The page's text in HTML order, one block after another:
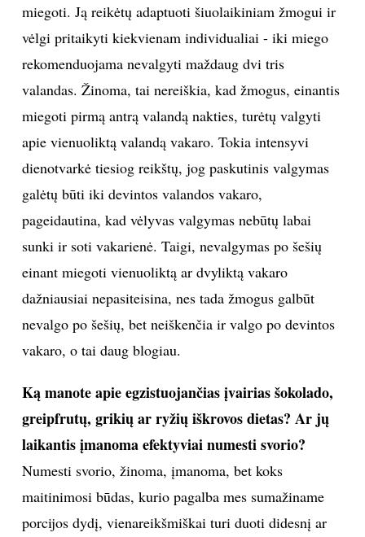
miegoti. Ją reikėtų adaptuoti šiuolaikiniam žmogui ir
vėlgi pritaikyti kiekvienam individualiai - iki miego
rekomenduojama nevalgyti maždaug dvi tris
valandas. Žinoma, tai nereiškia, kad žmogus, einantis
miegoti pirmą antrą valandą nakties, turėtų valgyti
apie vienuoliktą valandą vakaro. Tokia intensyvi
dienotvarkė tiesiog reikštų, jog paskutinis valgymas
galėtų būti iki devintos valandos vakaro,
pageidautina, kad vėlyvas valgymas nebūtų labai
sunki ir soti vakarienė. Taigi, nevalgymas po šešių
einant miegoti vienuoliktą ar dvyliktą vakaro
dažniausiai nepasiteisina, nes tada žmogus galbūt
nevalgo po šešių, bet neiškenčia ir valgo po devintos
vakaro, o tai daug blogiau.
Ką manote apie egzistuojančias įvairias šokolado,
greipfrutų, grikių ar ryžių iškrovos dietas? Ar jų
laikantis įmanoma efektyviai numesti svorio?
Numesti svorio, žinoma, įmanoma, bet koks
maitinimosi būdas, kurio pagalba mes sumažiname
porcijos dydį, vienareikšmiškai turi duoti didesnį ar